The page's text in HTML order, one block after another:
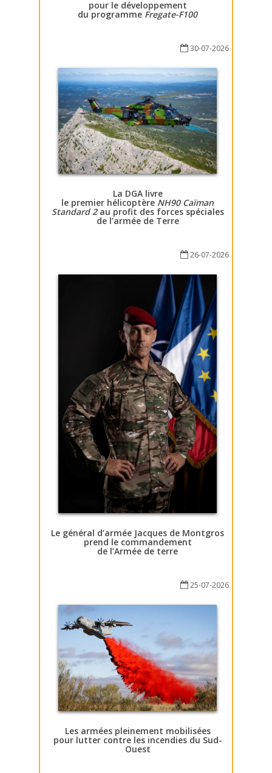
pour le développement
du programme Fregate-F100
30-07-2026
La DGA livre
le premier hélicoptère NH90 Caïman
Standard 2au profit des forces spéciales
de l’armée de Terre
26-07-2026
Le général d’armée Jacques de Montgros
prend le commandement
de l’Armée de terre
25-07-2026
Les armées pleinement mobilisées
pour lutter contre les incendies du Sud-
Ouest